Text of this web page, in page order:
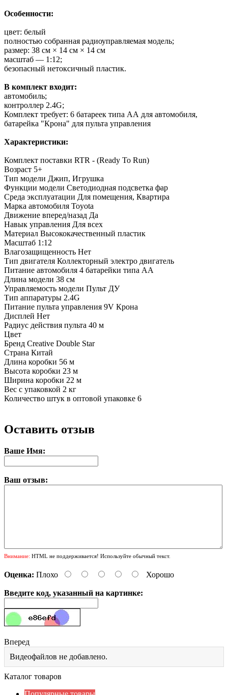
Особенности:
цвет: белый
полностью собранная радиоуправляемая модель;
размер: 38 см × 14 см × 14 см
масштаб — 1:12;
безопасный нетоксичный пластик.
В комплект входит:
автомобиль;
контроллер 2.4G;
Комплект требует: 6 батареек типа АА для автомобиля,
батарейка "Крона" для пульта управления
Характеристики:
Комплект поставки RTR - (Ready To Run)
Возраст 5+
Тип модели Джип, Игрушка
Функции модели Светодиодная подсветка фар
Среда эксплуатации Для помещения, Квартира
Марка автомобиля Toyota
Движение вперед/назад Да
Навык управления Для всех
Материал Высококачественный пластик
Масштаб 1:12
Влагозащищенность Нет
Тип двигателя Коллекторный электро двигатель
Питание автомобиля 4 батарейки типа АА
Длина модели 38 см
Управляемость модели Пульт ДУ
Тип аппаратуры 2.4G
Питание пульта управления 9V Крона
Дисплей Нет
Радиус действия пульта 40 м
Цвет
Бренд Creative Double Star
Страна Китай
Длина коробки 56 м
Высота коробки 23 м
Ширина коробки 22 м
Вес с упаковкой 2 кг
Количество штук в оптовой упаковке 6
Оставить отзыв
Ваше Имя:
Ваш отзыв:
Внимание: HTML не поддерживается! Используйте обычный текст.
Оценка: Плохо Хорошо
Введите код, указанный на картинке:
Вперед
Видеофайлов не добавлено.
Каталог товаров